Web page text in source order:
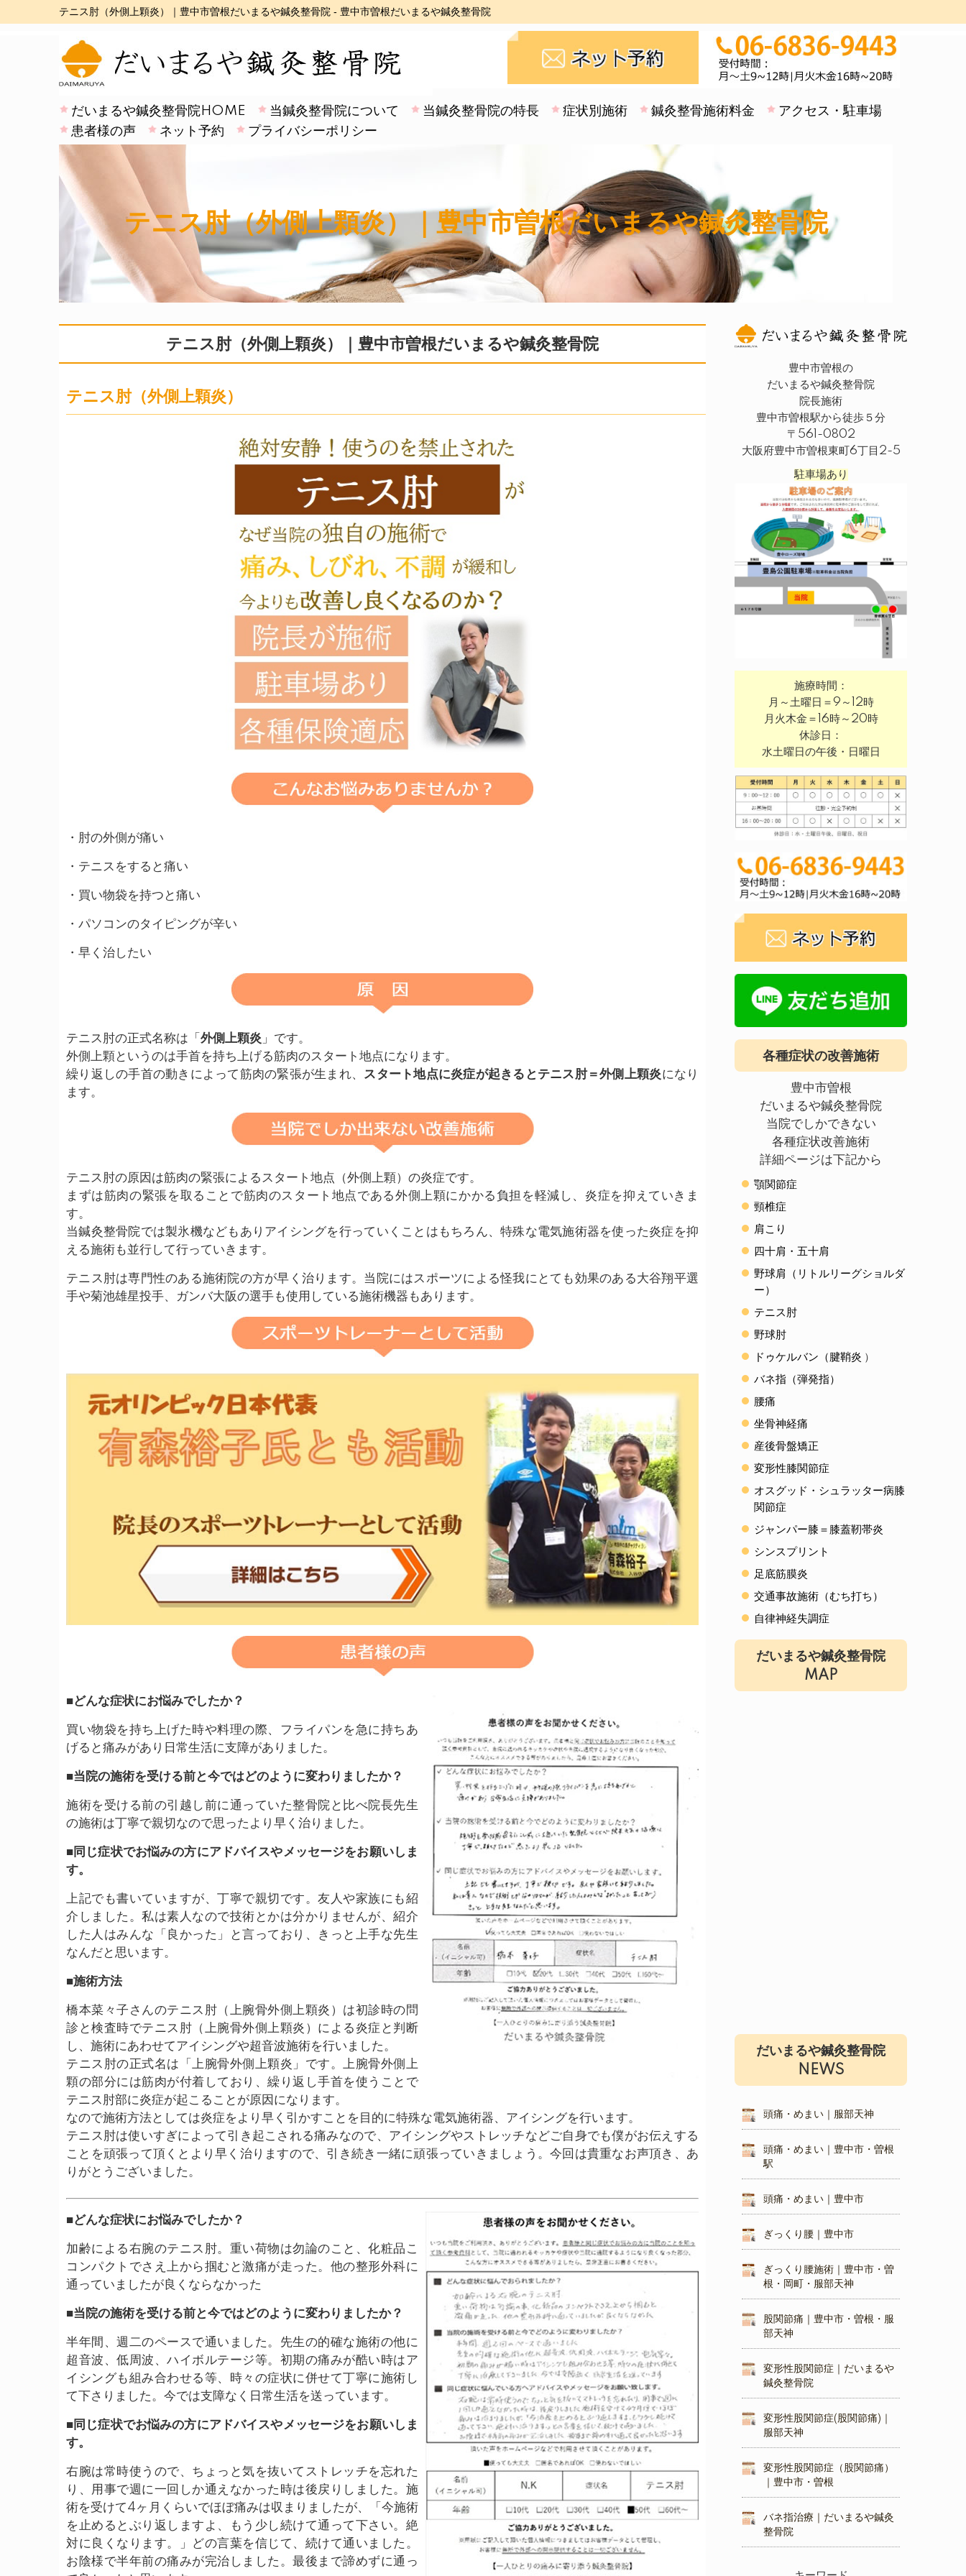
テニス肘（外側上顆炎）｜豊中市曽根だいまるや鍼灸整骨院 - 豊中市曽根だいまるや鍼灸整骨院
だいまるや鍼灸整骨院HOME 当鍼灸整骨院について 当鍼灸整骨院の特長 症状別施術 鍼灸整骨施術料金
アクセス・駐車場
患者様の声
ネット予約 プライバシーポリシー
テニス肘（外側上顆炎）｜豊中市曽根だいまるや鍼灸整骨院
テニス肘（外側上顆炎）｜豊中市曽根だいまるや鍼灸整骨院
テニス肘（外側上顆炎）
・肘の外側が痛い
・テニスをすると痛い
・買い物袋を持つと痛い
・パソコンのタイピングが辛い
・早く治したい
テニス肘の正式名称は「 外側上顆炎 」です。
外側上顆というのは手首を持ち上げる筋肉のスタート地点になります。
繰り返しの手首の動きによって筋肉の緊張が生まれ、 スタート地点に炎症が起きるとテニス肘＝外側上顆炎になり
ます。
テニス肘の原因は筋肉の緊張によるスタート地点（外側上顆）の炎症です。
まずは筋肉の緊張を取ることで筋肉のスタート地点である外側上顆にかかる負担を軽減し、炎症を抑えていきま
す。
当鍼灸整骨院では製氷機などもありアイシングを行っていくことはもちろん、特殊な電気施術器を使った炎症を抑
える施術も並行して行っていきます。
テニス肘は専門性のある施術院の方が早く治ります。当院にはスポーツによる怪我にとても効果のある大谷翔平選
手や菊池雄星投手、ガンバ大阪の選手も使用している施術機器もあります。
■どんな症状にお悩みでしたか？
買い物袋を持ち上げた時や料理の際、フライパンを急に持ちあ
げると痛みがあり日常生活に支障がありました。
■当院の施術を受ける前と今ではどのように変わりましたか？
施術を受ける前の引越し前に通っていた整骨院と比べ院長先生
の施術は丁寧で親切なので思ったより早く治りました。
■同じ症状でお悩みの方にアドバイスやメッセージをお願いしま
す。
上記でも書いていますが、丁寧で親切です。友人や家族にも紹
介しました。私は素人なので技術とかは分かりませんが、紹介
した人はみんな「良かった」と言っており、きっと上手な先生
なんだと思います。
■施術方法
橋本菜々子さんのテニス肘（上腕骨外側上顆炎）は初診時の問
診と検査時でテニス肘（上腕骨外側上顆炎）による炎症と判断
し、施術にあわせてアイシングや超音波施術を行いました。
テニス肘の正式名は「上腕骨外側上顆炎」です。上腕骨外側上
顆の部分には筋肉が付着しており、繰り返し手首を使うことで
テニス肘部に炎症が起こることが原因になります。
なので施術方法としては炎症をより早く引かすことを目的に特殊な電気施術器、アイシングを行います。
テニス肘は使いすぎによって引き起こされる痛みなので、アイシングやストレッチなどご自身でも僕がお伝えする
ことを頑張って頂くとより早く治りますので、引き続き一緒に頑張っていきましょう。今回は貴重なお声頂き、あ
りがとうございました。
■どんな症状にお悩みでしたか？
加齢による右腕のテニス肘。重い荷物は勿論のこと、化粧品こ
コンパクトでさえ上から掴むと激痛が走った。他の整形外科に
通っていましたが良くならなかった
■当院の施術を受ける前と今ではどのように変わりましたか？
半年間、週二のペースで通いました。先生の的確な施術の他に
超音波、低周波、ハイボルテージ等。初期の痛みが酷い時はア
イシングも組み合わせる等、時々の症状に併せて丁寧に施術し
て下さりました。今では支障なく日常生活を送っています。
■同じ症状でお悩みの方にアドバイスやメッセージをお願いしま
す。
右腕は常時使うので、ちょっと気を抜いてストレッチを忘れた
り、用事で週に一回しか通えなかった時は後戻りしました。施
術を受けて4ヶ月くらいでほぼ痛みは収まりましたが、「今施術
を止めるとぶり返しますよ、もう少し続けて通って下さい。絶
対に良くなります。」どの言葉を信じて、続けて通いました。
お陰様で半年前の痛みが完治しました。最後まで諦めずに通っ
豊中市曽根の
だいまるや鍼灸整骨院
院長施術
豊中市曽根駅から徒歩５分
〒561-0802
大阪府豊中市曽根東町6丁目2-5
駐車場あり
施療時間：
月～土曜日＝9～12時
月火木金＝16時～20時
休診日：
水土曜日の午後・日曜日
各種症状の改善施術
豊中市曽根
だいまるや鍼灸整骨院
当院でしかできない
各種症状改善施術
詳細ページは下記から
顎関節症
頸椎症
肩こり
四十肩・五十肩
野球肩（リトルリーグショルダ
ー）
テニス肘
野球肘
ドゥケルバン（腱鞘炎 ）
バネ指（弾発指）
腰痛
坐骨神経痛
産後骨盤矯正
変形性膝関節症
オスグッド・シュラッター病膝
関節症
ジャンパー膝＝膝蓋靭帯炎
シンスプリント
足底筋膜炎
交通事故施術（むち打ち）
自律神経失調症
だいまるや鍼灸整骨院
MAP
だいまるや鍼灸整骨院
NEWS
頭痛・めまい｜服部天神
頭痛・めまい｜豊中市・曽根
駅
頭痛・めまい｜豊中市
ぎっくり腰｜豊中市
ぎっくり腰施術｜豊中市・曽
根・岡町・服部天神
股関節痛｜豊中市・曽根・服
部天神
変形性股関節症｜だいまるや
鍼灸整骨院
変形性股関節症(股関節痛)｜
服部天神
変形性股関節症（股関節痛）
｜豊中市・曽根
バネ指治療｜だいまるや鍼灸
整骨院